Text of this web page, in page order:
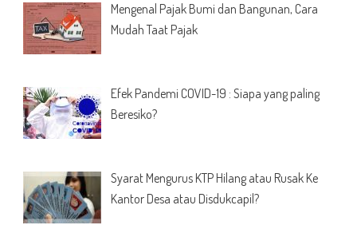
Mengenal Pajak Bumi dan Bangunan, Cara
Mudah Taat Pajak
Efek Pandemi COVID-19 : Siapa yang paling
Beresiko?
Syarat Mengurus KTP Hilang atau Rusak Ke
Kantor Desa atau Disdukcapil?